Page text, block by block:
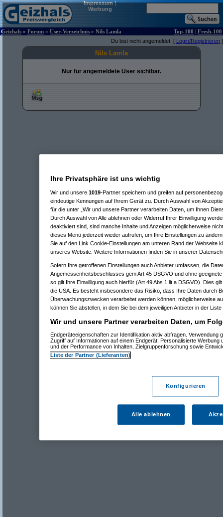
Impressum|
Werbung
Geizhals » Forum » User-Verzeichnis » Nils Lamla Top-100 | Fresh-100
Du bist nicht angemeldet. [ Login/Registrieren ]
Nils Lamla
Nur für angemeldete User sichtbar.
Ihre Privatsphäre ist uns wichtig
Wir und unsere 1019-Partner speichern und greifen auf
eindeutige Kennungen auf Ihrem Gerät zu. Durch Auswahl von
für die unter „Wir und unsere Partner verarbeiten Daten, um Ihnen
Durch Auswahl von Alle ablehnen oder Widerruf Ihrer Einwilligung
deaktiviert sind, sind manche Inhalte und Anzeigen möglicherweise
dieses Menü jederzeit wieder aufrufen, um Ihre Einstellungen zu
Sie auf den Link Cookie-Einstellungen am unteren Rand der Webseite
unseres Website. Weitere Informationen finden Sie in unserer
Sofern Ihre getroffenen Einstellungen auch Anbieter umfassen, die
Angemessenheitsbeschlusses gem Art 45 DSGVO und ohne
so gilt Ihre Einwilligung auch hierfür (Art 49 Abs 1 lit a DSGVO). Dies
die USA. Es besteht insbesondere das Risiko, dass Ihre Daten durch
Überwachungszwecken verarbeitet werden können, möglicherweise
können Sie abstellen, in dem Sie bei dem jeweiligen Anbieter in der
Wir und unsere Partner verarbeiten Daten, um
Endgeräteeigenschaften zur Identifikation aktiv abfragen. Verwendung
Zugriff auf Informationen auf einem Endgerät. Personalisierte Werbung
und der Performance von Inhalten, Zielgruppenforschung sowie
Liste der Partner (Lieferanten)
Konfigurieren
Alle ablehnen